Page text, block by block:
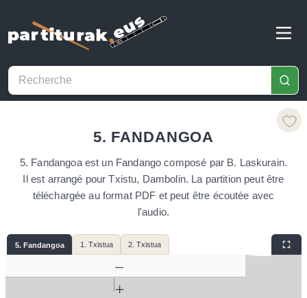
5. FANDANGOA
5. Fandangoa est un Fandango composé par B. Laskurain.
Il est arrangé pour Txistu, Dambolin. La partition peut être
téléchargée au format PDF et peut être écoutée avec
l'audio.
5. Fandangoa 1. Txistua 2. Txistua